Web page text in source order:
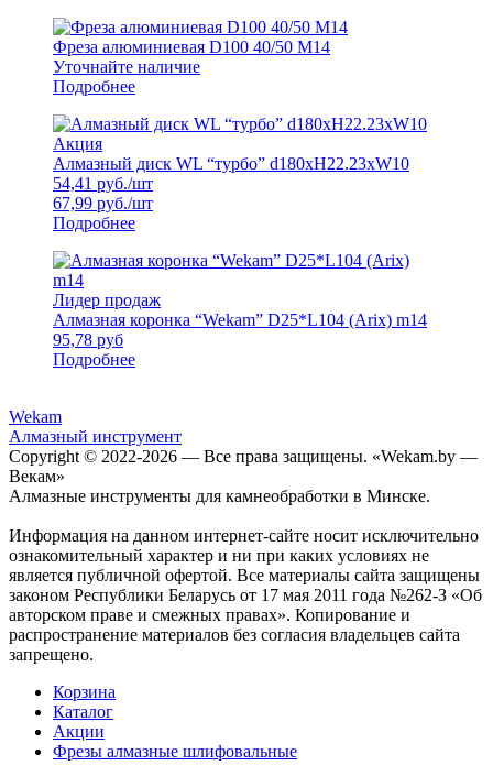
Фреза алюминиевая D100 40/50 M14
Уточнайте наличие
Подробнее
Акция
Алмазный диск WL “турбо” d180xH22.23xW10
54,41 руб./шт
67,99 руб./шт
Подробнее
Лидер продаж
Алмазная коронка “Wekam” D25*L104 (Arix) m14
95,78 руб
Подробнее
Wekam
Алмазный инструмент
Copyright © 2022-2026 — Все права защищены. «Wekam.by —
Векам»
Алмазные инструменты для камнеобработки в Минске.
Информация на данном интернет-сайте носит исключительно
ознакомительный характер и ни при каких условиях не
является публичной офертой. Все материалы сайта защищены
законом Республики Беларусь от 17 мая 2011 года №262-З «Об
авторском праве и смежных правах». Копирование и
распространение материалов без согласия владельцев сайта
запрещено.
Корзина
Каталог
Акции
Фрезы алмазные шлифовальные